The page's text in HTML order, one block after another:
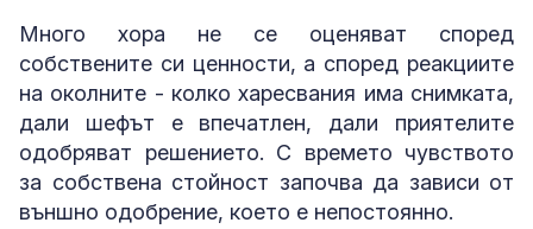
Много хора не се оценяват според
собствените си ценности, а според реакциите
на околните - колко харесвания има снимката,
дали шефът е впечатлен, дали приятелите
одобряват решението. С времето чувството
за собствена стойност започва да зависи от
външно одобрение, което е непостоянно.